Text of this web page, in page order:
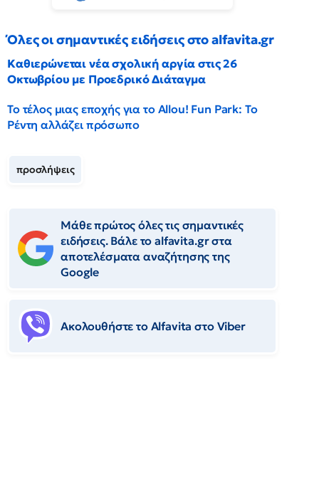
Όλες οι σημαντικές ειδήσεις στο alfavita.gr
Καθιερώνεται νέα σχολική αργία στις 26
Οκτωβρίου με Προεδρικό Διάταγμα
Το τέλος μιας εποχής για το Allou! Fun Park: Το
Ρέντη αλλάζει πρόσωπο
προσλήψεις
Μάθε πρώτος όλες τις σημαντικές
ειδήσεις. Βάλε το alfavita.gr στα
αποτελέσματα αναζήτησης της
Google
Ακολουθήστε το Αlfavita στο Viber